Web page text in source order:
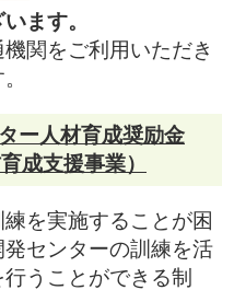
ます。
関をご利用いただき
ー人材育成奨励金
成支援事業）
を実施することが困
センターの訓練を活
うことができる制